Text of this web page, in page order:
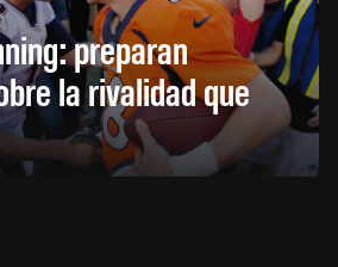
preparan
la rivalidad que